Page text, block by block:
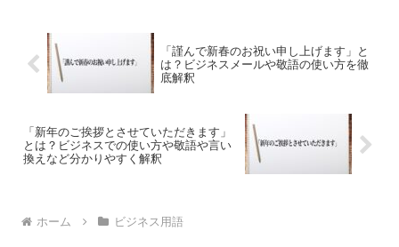
「謹んで新春のお祝い申し上げます」と
は？ビジネスメールや敬語の使い方を徹
底解釈
「新年のご挨拶とさせていただきます」
とは？ビジネスでの使い方や敬語や言い
換えなど分かりやすく解釈
ホーム ビジネス用語